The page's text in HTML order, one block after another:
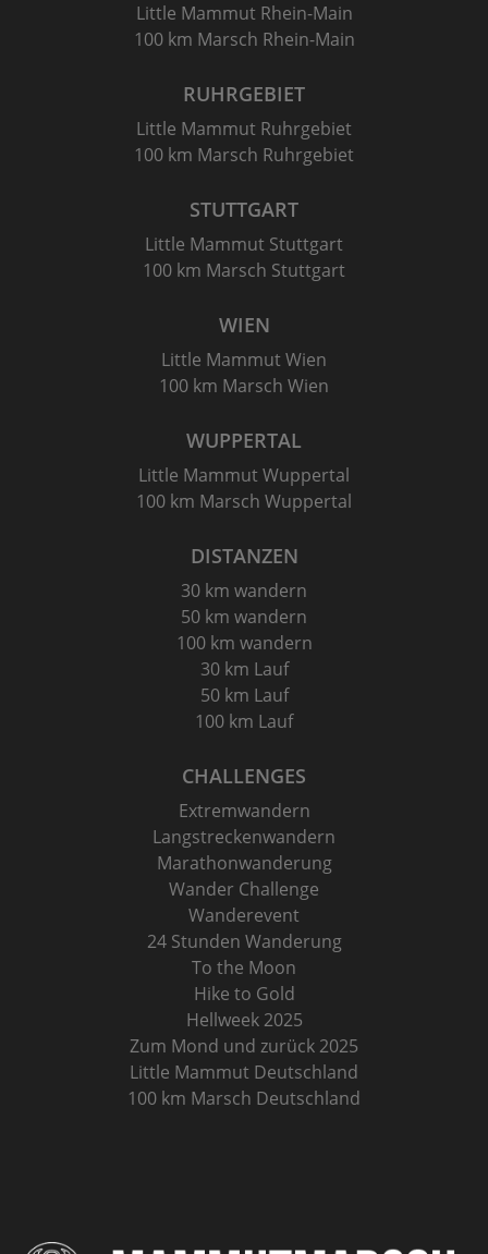
Little Mammut Rhein-Main
100 km Marsch Rhein-Main
RUHRGEBIET
Little Mammut Ruhrgebiet
100 km Marsch Ruhrgebiet
STUTTGART
Little Mammut Stuttgart
100 km Marsch Stuttgart
WIEN
Little Mammut Wien
100 km Marsch Wien
WUPPERTAL
Little Mammut Wuppertal
100 km Marsch Wuppertal
DISTANZEN
30 km wandern
50 km wandern
100 km wandern
30 km Lauf
50 km Lauf
100 km Lauf
CHALLENGES
Extremwandern
Langstreckenwandern
Marathonwanderung
Wander Challenge
Wanderevent
24 Stunden Wanderung
To the Moon
Hike to Gold
Hellweek 2025
Zum Mond und zurück 2025
Little Mammut Deutschland
100 km Marsch Deutschland